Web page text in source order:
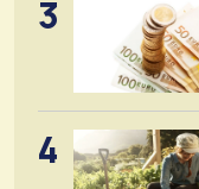
3
4